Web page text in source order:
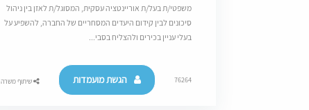
משפטי/ת בעל/ת אוריינטציה עסקית, המסוגל/ת לאזן בין ניהול
סיכונים לבין קידום היעדים המסחריים של החברה, להשפיע על
בעלי עניין בכירים ולהצליח בסבי...
76264 הגשת מועמדות שיתוף משרה